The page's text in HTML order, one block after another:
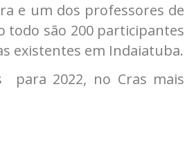
e um dos professores de
todo são 200 participantes
existentes em Indaiatuba.
para 2022, no Cras mais